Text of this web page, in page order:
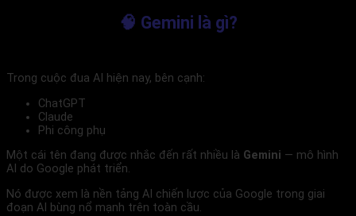
🧠 Gemini là gì?
Trong cuộc đua AI hiện nay, bên cạnh:
ChatGPT
Claude
Phi công phụ
Một cái tên đang được nhắc đến rất nhiều là Gemini — mô hình
AI do Google phát triển.
Nó được xem là nền tảng AI chiến lược của Google trong giai
đoạn AI bùng nổ mạnh trên toàn cầu.